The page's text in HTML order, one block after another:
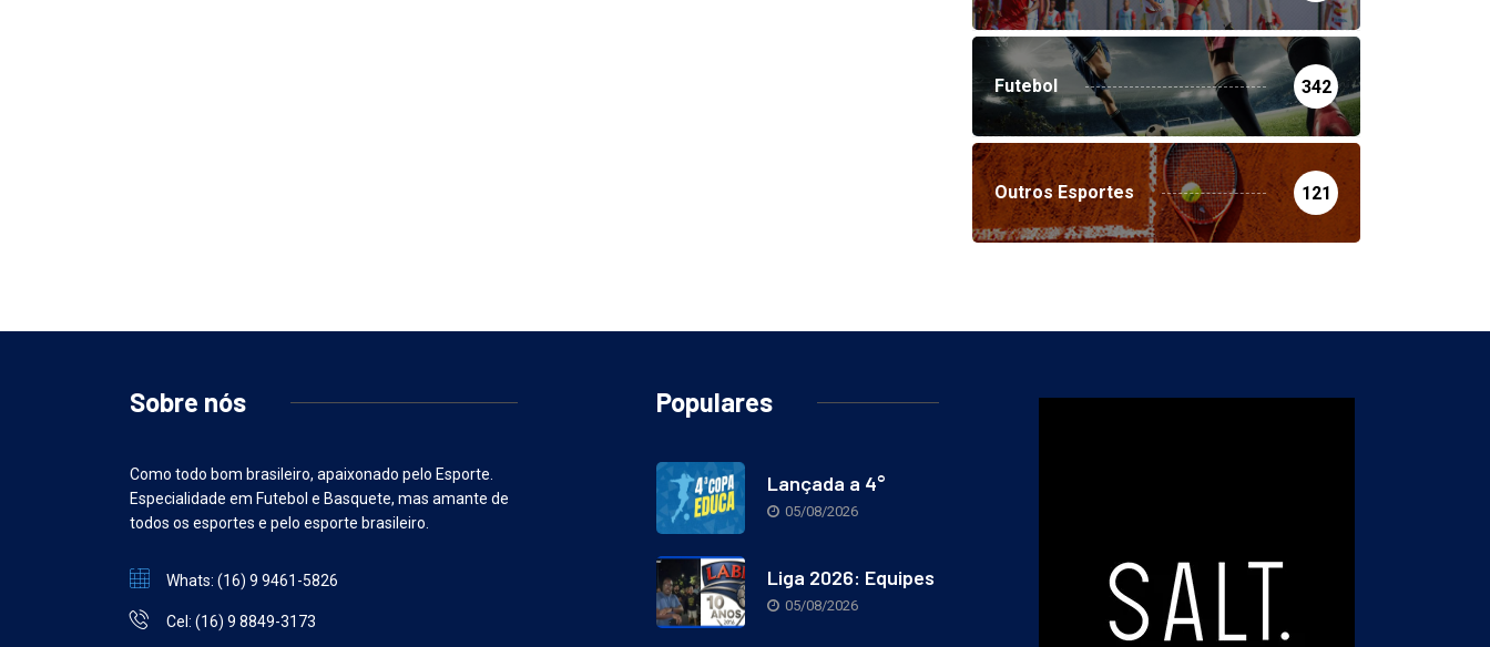
Futebol 342
Outros Esportes 121
Sobre nós
Como todo bom brasileiro, apaixonado pelo Esporte.
Especialidade em Futebol e Basquete, mas amante de
todos os esportes e pelo esporte brasileiro.
Whats: (16) 9 9461-5826
Cel: (16) 9 8849-3173
Populares
Lançada a 4°
05/08/2026
Liga 2026: Equipes
05/08/2026